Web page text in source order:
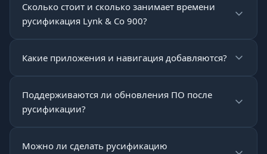
Сколько стоит и сколько занимает времени
русификация Lynk & Co 900?
Какие приложения и навигация добавляются?
Поддерживаются ли обновления ПО после
русификации?
Можно ли сделать русификацию